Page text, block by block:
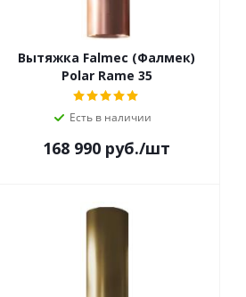
Вытяжка Falmec (Фалмек)
Polar Rame 35
Есть в наличии
168 990 руб./шт